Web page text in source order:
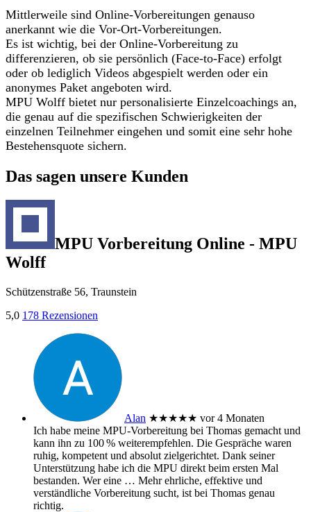
Mittlerweile sind Online-Vorbereitungen genauso
anerkannt wie die Vor-Ort-Vorbereitungen.
Es ist wichtig, bei der Online-Vorbereitung zu
differenzieren, ob sie persönlich (Face-to-Face) erfolgt
oder ob lediglich Videos abgespielt werden oder ein
anonymes Paket angeboten wird.
MPU Wolff bietet nur personalisierte Einzelcoachings an,
die genau auf die spezifischen Schwierigkeiten der
einzelnen Teilnehmer eingehen und somit eine sehr hohe
Bestehensquote sichern.
Das sagen unsere Kunden
MPU Vorbereitung Online - MPU
Wolff
Schützenstraße 56, Traunstein
5,0 178 Rezensionen
Alan ★★★★★ vor 4 Monaten
Ich habe meine MPU‑Vorbereitung bei Thomas gemacht und
kann ihn zu 100 % weiterempfehlen. Die Gespräche waren
ruhig, kompetent und absolut zielgerichtet. Dank seiner
Unterstützung habe ich die MPU direkt beim ersten Mal
bestanden. Wer eine … Mehrehrliche, effektive und
verständliche Vorbereitung sucht, ist bei Thomas genau
richtig.